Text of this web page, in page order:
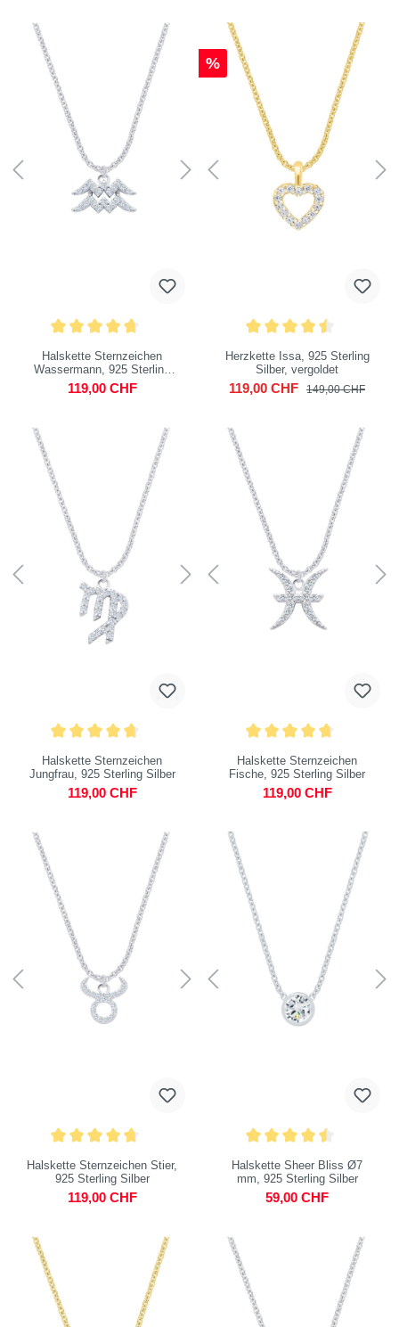
Halskette Sternzeichen
Wassermann, 925 Sterling
Silber
119,00 CHF
%
Herzkette Issa, 925 Sterling
Silber, vergoldet
119,00 CHF 149,00 CHF
Halskette Sternzeichen
Jungfrau, 925 Sterling Silber
119,00 CHF
Halskette Sternzeichen
Fische, 925 Sterling Silber
119,00 CHF
Halskette Sternzeichen Stier,
925 Sterling Silber
119,00 CHF
Halskette Sheer Bliss Ø7
mm, 925 Sterling Silber
59,00 CHF